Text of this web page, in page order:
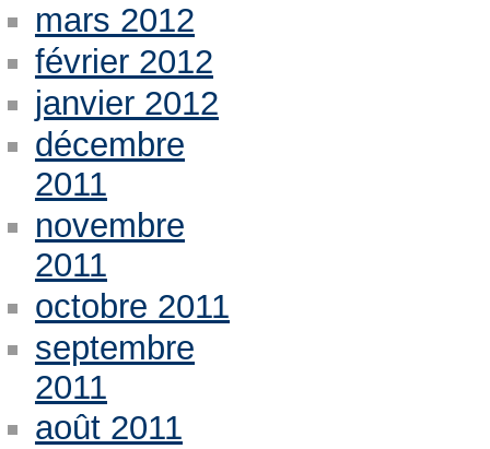
mars 2012
février 2012
janvier 2012
décembre
2011
novembre
2011
octobre 2011
septembre
2011
août 2011